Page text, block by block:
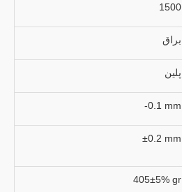
1500
براق
پلین
-0.1 mm
±0.2 mm
405±5% gr